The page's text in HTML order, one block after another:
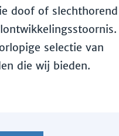
doof of
selectie van
die wij bieden.